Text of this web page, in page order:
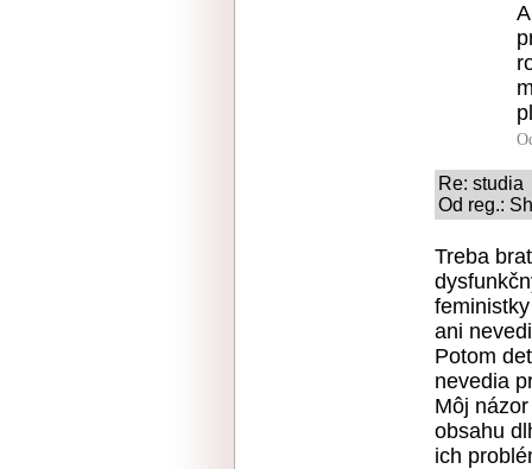
Re: studia
Od reg.:
Treba
ani
Potom
nevedia
Môj
obsahu
ich